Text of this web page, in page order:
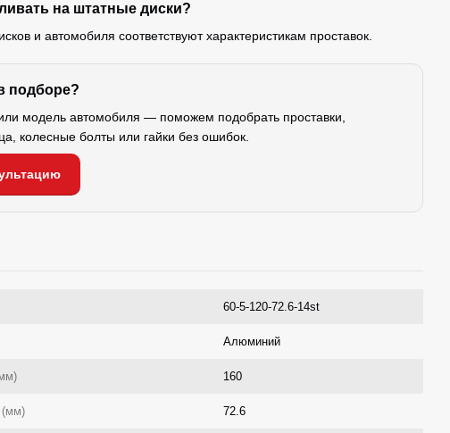
на штатные диски?
и автомобиля соответствуют характеристикам проставок.
подборе?
модель автомобиля — поможем подобрать проставки,
колесные болты или гайки без ошибок.
60-5-120-72.6-14st
Алюминий
160
(мм) 72.6